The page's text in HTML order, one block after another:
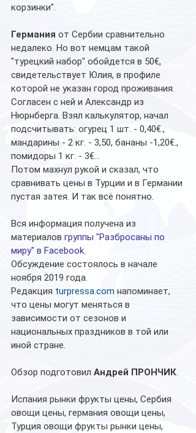
корзинки".
Германия от Сербии сравнительно
недалеко. Но вот немцам такой
"турецкий набор" обойдется в 50€,
свидетельствует Юлия, в профиле
которой не указан город проживания.
Согласен с ней и Александр из
Нюрнберга. Взял калькулятор, начал
подсчитывать: огурец 1 шт. - 0,40€.,
мандарины - 2 кг. - 3,50, бананы -1,20€.,
помидоры 1 кг. - 3€...
Потом махнул рукой и сказал, что
сравнивать цены в Турции и в Германии
пустая затея. И так всё понятно.
Вся информация получена из
материалов группы "Разбросаны по
миру" в Facebook.
Обсуждение состоялось в начале
ноября 2019 года.
Редакция turpressa.com напоминает,
что цены могут меняться в
зависимости от сезонов и
национальных праздников в той или
иной стране.
Обзор подготовил Андрей ПРОНЧИК.
Испания рынки фрукты цены, Сербия
овощи цены, германия овощи цены,
Турция овощи фрукты рынки цены,